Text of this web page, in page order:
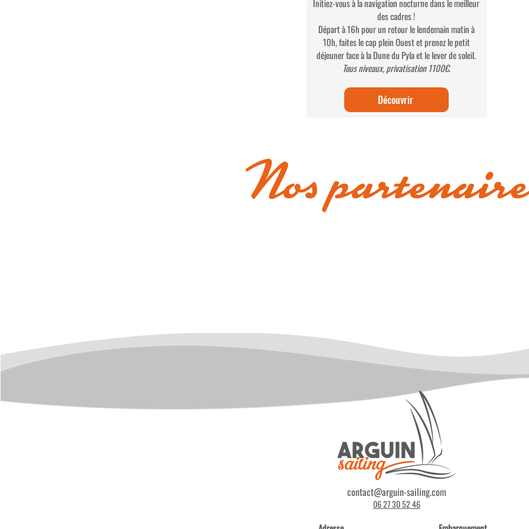
Initiez-vous à la navigation nocturne dans le meilleur
des cadres !
Départ à 16h pour un retour le lendemain matin à
10h, faites le cap plein Ouest et prenez le petit
déjeuner face à la Dune du Pyla et le lever de soleil.
Tous niveaux, privatisation 1100€.
Découvrir
Nos
contact@arguin-sailing.com
06 27 30 52 46